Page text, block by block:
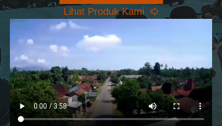
Lihat Produk Kami